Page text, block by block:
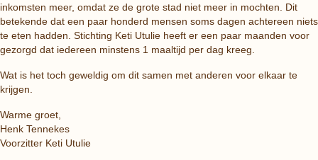
inkomsten meer, omdat ze de grote stad niet meer in mochten. Dit
betekende dat een paar honderd mensen soms dagen achtereen niets
te eten hadden. Stichting Keti Utulie heeft er een paar maanden voor
gezorgd dat iedereen minstens 1 maaltijd per dag kreeg.
Wat is het toch geweldig om dit samen met anderen voor elkaar te
krijgen.
Warme groet,
Henk Tennekes
Voorzitter Keti Utulie